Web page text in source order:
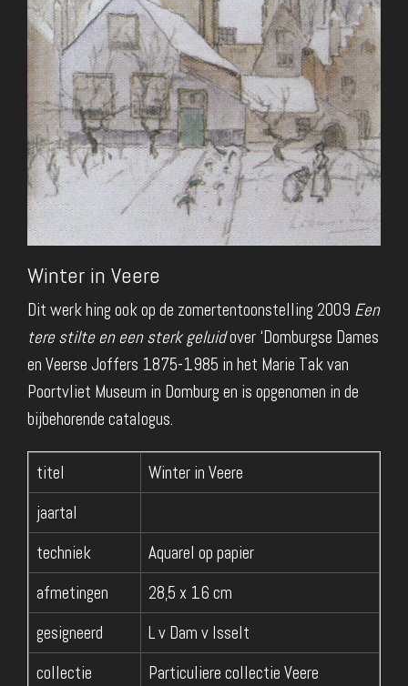
Winter in Veere
Dit werk hing ook op de zomertentoonstelling 2009 Een
tere stilte en een sterk geluidover ‘Domburgse Dames
en Veerse Joffers 1875-1985 in het Marie Tak van
Poortvliet Museum in Domburg en is opgenomen in de
bijbehorende catalogus.
titel
Winter in Veere
jaartal
techniek
Aquarel op papier
afmetingen
28,5 x 16 cm
gesigneerd
L v Dam v Isselt
collectie
Particuliere collectie Veere